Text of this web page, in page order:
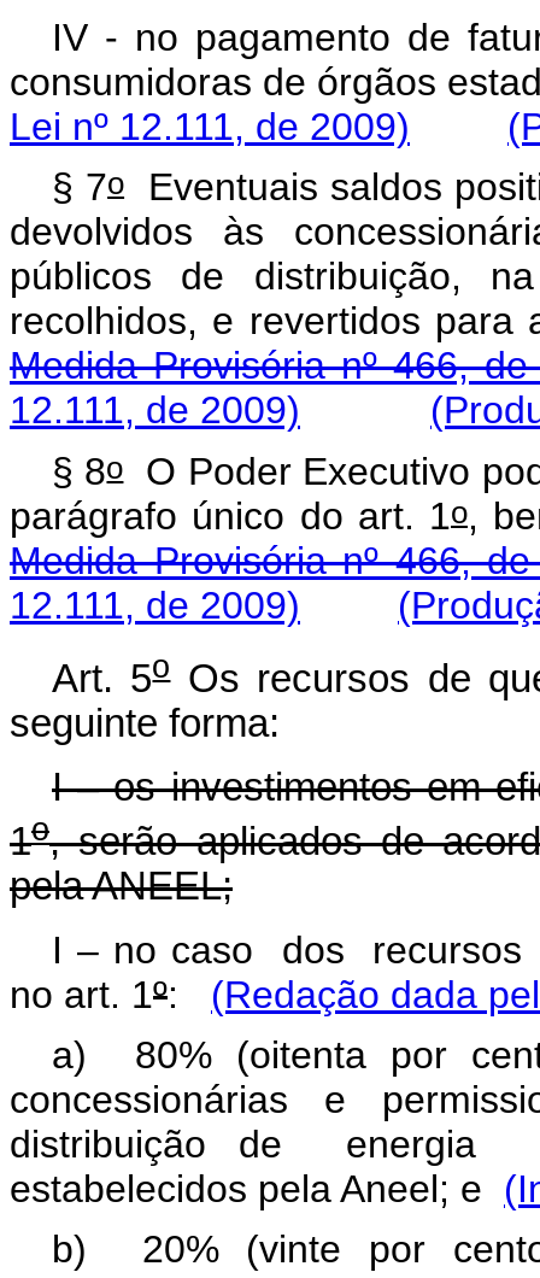
IV - no pagamento de
consumidoras de órgãos
Lei nº 12.111, de 2009)
§ 7oEventuais saldos
devolvidos às
públicos de distribuição,
recolhidos, e revertidos
Medida Provisória nº 466, de
12.111, de 2009)
§ 8oO Poder Executivo
parágrafo único do art. 1o,
Medida Provisória nº 466,
12.111, de 2009)
Art. 5oOs recursos de
seguinte forma:
I – os investimentos em
1o, serão aplicados de
pela ANEEL;
I –no caso dos recursos
no art. 1º: (Redação dada
a) 80% (oitenta por
concessionárias e
distribuição de energia
estabelecidos pela Aneel; e
b) 20% (vinte por